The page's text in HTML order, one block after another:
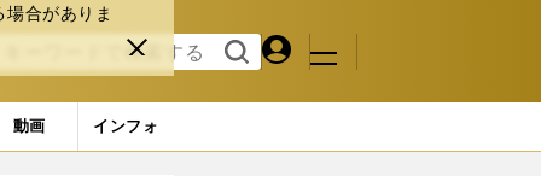
合がありま
閉じ
る
検索
る
マイペ
ジ
メニュ
動画 インフォ